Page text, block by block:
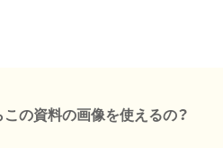
の資料の画像を使えるの？